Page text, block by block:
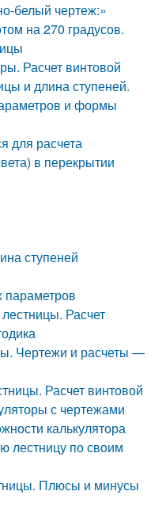
белый чертеж:»
на 270 градусов.
Расчет винтовой
и длина ступеней.
и формы
для расчета
в перекрытии
ступеней
Расчет
Чертежи и расчеты —
Расчет винтовой
с чертежами
калькулятора
лестницу по своим
Плюсы и минусы